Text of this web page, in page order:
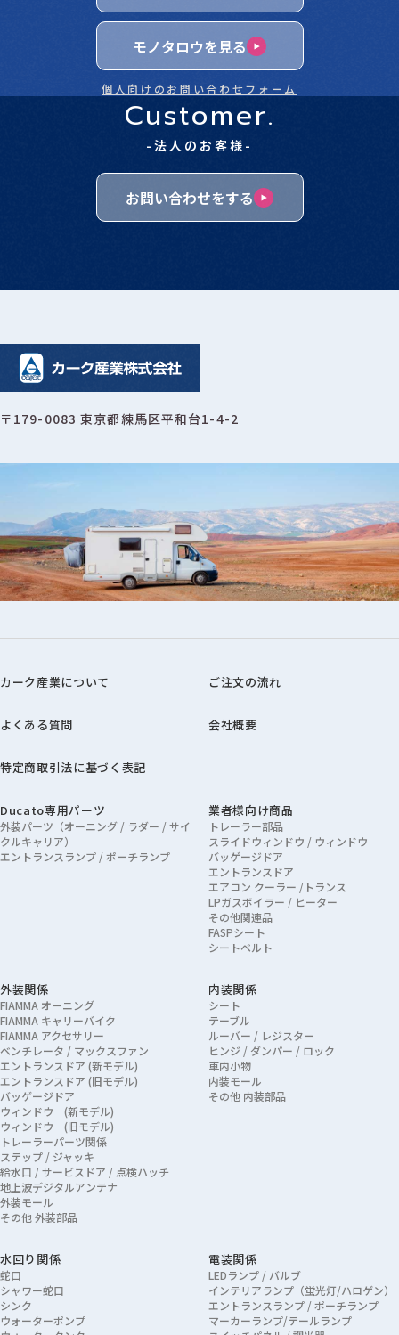
モノタロウを見る
個人向けのお問い合わせフォーム
Customer.
-法人のお客様-
お問い合わせをする
〒179-0083 東京都練馬区平和台1-4-2
カーク産業について ご注文の流れ
よくある質問 会社概要
特定商取引法に基づく表記
Ducato専用パーツ
外装パーツ（オーニング / ラダー / サイ
クルキャリア）
エントランスランプ / ポーチランプ
業者様向け商品
トレーラー部品
スライドウィンドウ / ウィンドウ
バッゲージドア
エントランスドア
エアコン クーラー /トランス
LPガスボイラー / ヒーター
その他関連品
FASPシート
シートベルト
外装関係
FIAMMA オーニング
FIAMMA キャリーバイク
FIAMMA アクセサリー
ベンチレータ / マックスファン
エントランスドア (新モデル)
エントランスドア (旧モデル)
バッゲージドア
ウィンドウ (新モデル)
ウィンドウ (旧モデル)
トレーラーパーツ関係
ステップ / ジャッキ
給水口 / サービスドア / 点検ハッチ
地上波デジタルアンテナ
外装モール
その他 外装部品
内装関係
シート
テーブル
ルーバー / レジスター
ヒンジ / ダンパー / ロック
車内小物
内装モール
その他 内装部品
水回り関係
蛇口
シャワー蛇口
シンク
ウォーターポンプ
電装関係
LEDランプ / バルブ
インテリアランプ（蛍光灯/ハロゲン）
エントランスランプ / ポーチランプ
マーカーランプ/テールランプ